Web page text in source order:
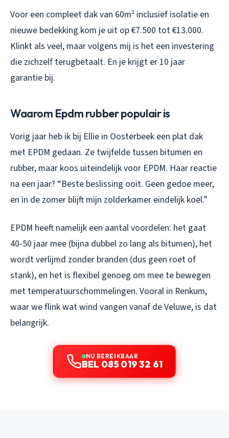
Voor een compleet dak van 60m² inclusief isolatie en
nieuwe bedekking kom je uit op €7.500 tot €13.000.
Klinkt als veel, maar volgens mij is het een investering
die zichzelf terugbetaalt. En je krijgt er 10 jaar
garantie bij.
Waarom Epdm rubber populair is
Vorig jaar heb ik bij Ellie in Oosterbeek een plat dak
met EPDM gedaan. Ze twijfelde tussen bitumen en
rubber, maar koos uiteindelijk voor EPDM. Haar reactie
na een jaar? “Beste beslissing ooit. Geen gedoe meer,
en in de zomer blijft mijn zolderkamer eindelijk koel.”
EPDM heeft namelijk een aantal voordelen: het gaat
40-50 jaar mee (bijna dubbel zo lang als bitumen), het
wordt verlijmd zonder branden (dus geen roet of
stank), en het is flexibel genoeg om mee te bewegen
met temperatuurschommelingen. Vooral in Renkum,
waar we flink wat wind vangen vanaf de Veluwe, is dat
belangrijk.
NU BEREIKBAAR
BEL 085 019 32 61